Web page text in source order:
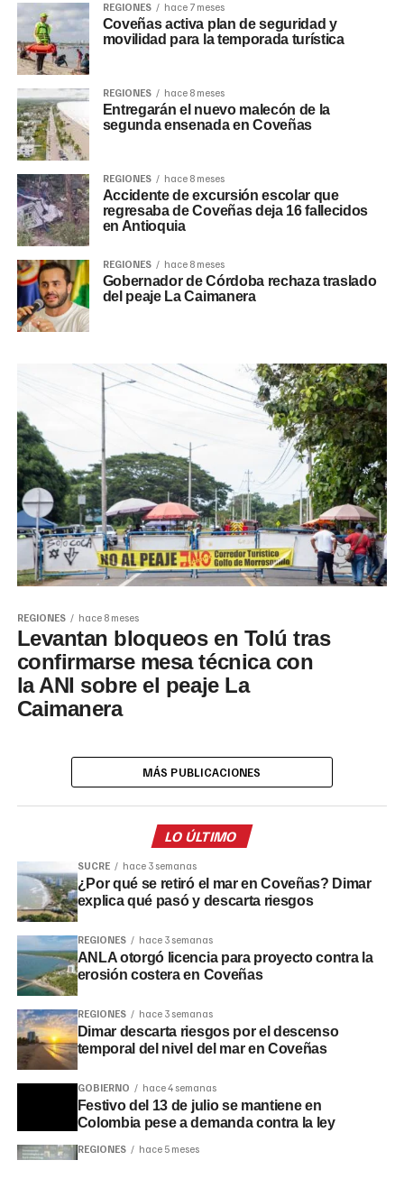
REGIONES hace 7 meses
Coveñas activa plan de seguridad y
movilidad para la temporada turística
REGIONES hace 8 meses
Entregarán el nuevo malecón de la
segunda ensenada en Coveñas
REGIONES hace 8 meses
Accidente de excursión escolar que
regresaba de Coveñas deja 16 fallecidos
en Antioquia
REGIONES hace 8 meses
Gobernador de Córdoba rechaza traslado
del peaje La Caimanera
REGIONES hace 8 meses
Levantan bloqueos en Tolú tras
confirmarse mesa técnica con
la ANI sobre el peaje La
Caimanera
MÁS PUBLICACIONES
LO ÚLTIMO
SUCRE hace 3 semanas
¿Por qué se retiró el mar en Coveñas? Dimar
explica qué pasó y descarta riesgos
REGIONES hace 3 semanas
ANLA otorgó licencia para proyecto contra la
erosión costera en Coveñas
REGIONES hace 3 semanas
Dimar descarta riesgos por el descenso
temporal del nivel del mar en Coveñas
GOBIERNO hace 4 semanas
Festivo del 13 de julio se mantiene en
Colombia pese a demanda contra la ley
REGIONES hace 5 meses